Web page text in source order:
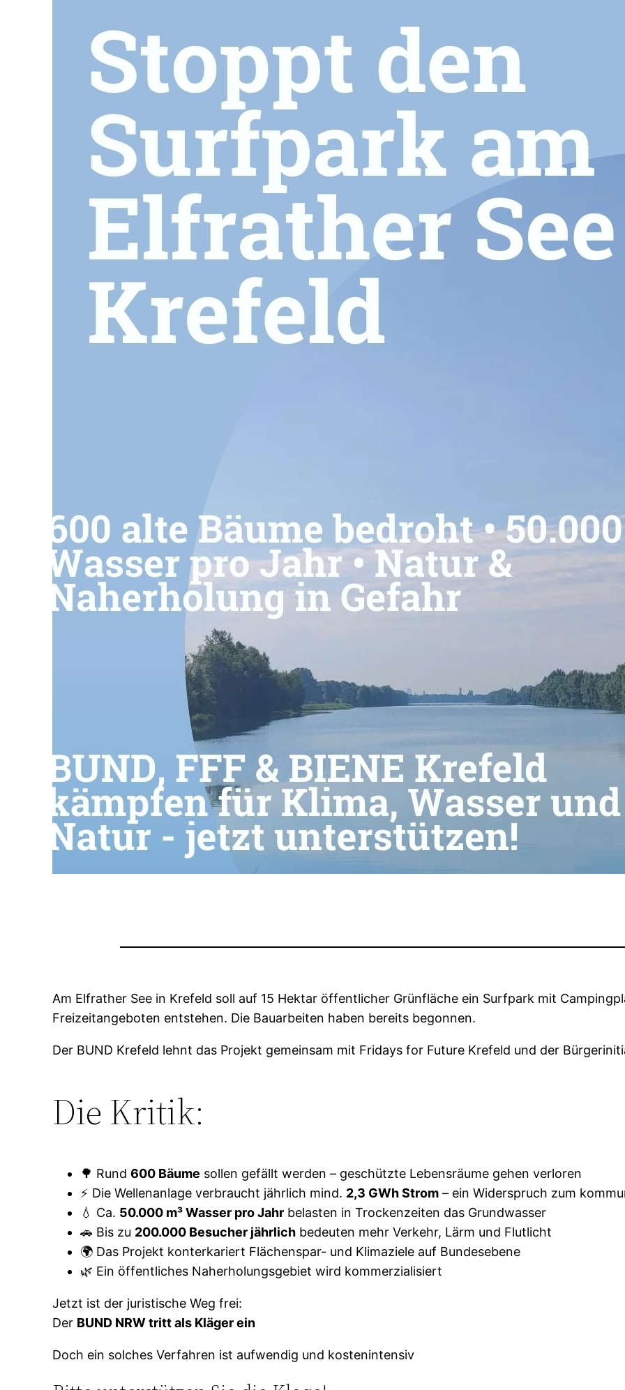
Am Elfrather See in Krefeld soll auf 15 Hektar öffentlicher Grünfläche ein Surfpark mit
Freizeitangeboten entstehen. Die Bauarbeiten haben bereits begonnen.
Der BUND Krefeld lehnt das Projekt gemeinsam mit Fridays for Future Krefeld und der
Die Kritik:
🌳 Rund600 Bäume sollen gefällt werden – geschützte Lebensräume gehen verloren
⚡ Die Wellenanlage verbraucht jährlich mind. 2,3 GWh Strom – ein Widerspruch zum
💧 Ca. 50.000 m³ Wasser pro Jahr belasten in Trockenzeiten das Grundwasser
🚗 Bis zu 200.000 Besucher jährlich bedeuten mehr Verkehr, Lärm und Flutlicht
🌍 Das Projekt konterkariert Flächenspar- und Klimaziele auf Bundesebene
🌿 Ein öffentliches Naherholungsgebiet wird kommerzialisiert
Jetzt ist der juristische Weg frei:
Der BUND NRW tritt als Kläger ein
Doch ein solches Verfahren ist aufwendig und kostenintensiv